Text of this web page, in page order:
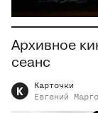
Архивное
сеанс
К
Карточки
Евгений